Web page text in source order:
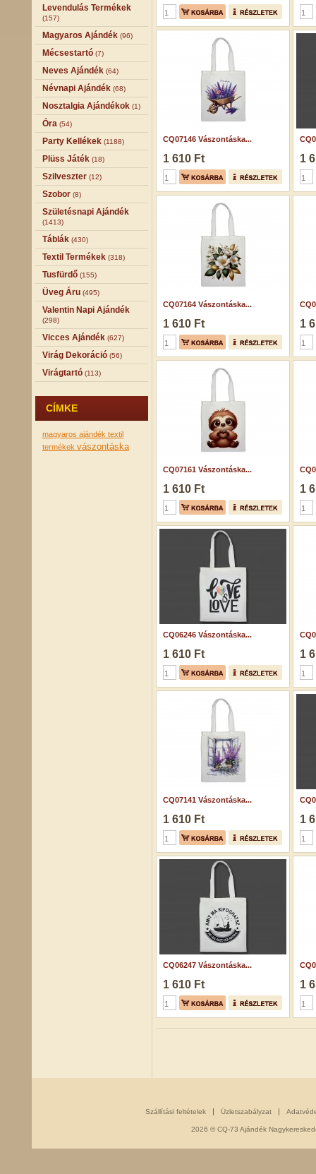
Levendulás Termékek
(157)
Magyaros Ajándék (96)
Mécsestartó (7)
Neves Ajándék (64)
Névnapi Ajándék (68)
Nosztalgia Ajándékok (1)
Óra (54)
Party Kellékek (1188)
Plüss Játék (18)
Szilveszter (12)
Szobor (8)
Születésnapi Ajándék
(1413)
Táblák (430)
Textil Termékek (318)
Tusfürdő (155)
Üveg Áru (495)
Valentin Napi Ajándék
(298)
Vicces Ajándék (627)
Virág Dekoráció (56)
Virágtartó (113)
CÍMKE
magyaros ajándék textil
termékek vászontáska
CQ07146 Vászontáska...
1 610 Ft 1
CQ07164 Vászontáska...
1 610 Ft 1
CQ07161 Vászontáska...
1 610 Ft 1
CQ06246 Vászontáska...
1 610 Ft 1
CQ07141 Vászontáska...
1 610 Ft 1
CQ06247 Vászontáska...
1 610 Ft 1
Szállítási feltételek Üzletszabályzat
2026 © CQ-73 Ajándék